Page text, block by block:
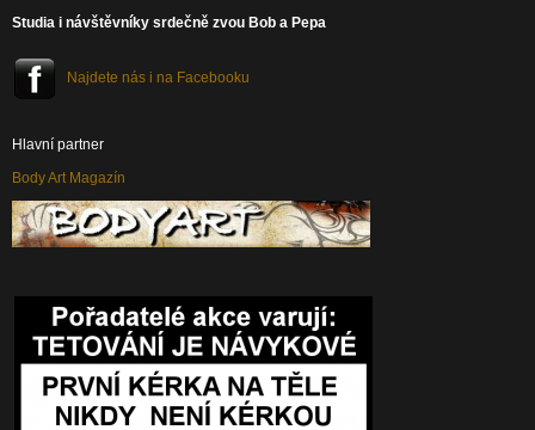
Studia i návštěvníky srdečně zvou Bob a Pepa
Najdete nás i na Facebooku
Hlavní partner
Body Art Magazín